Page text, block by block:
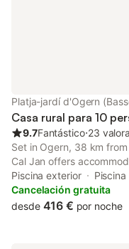
Platja-jardí d'Ogern
Casa rural para 10
9.7Fantástico⋅23
Set in Ogern, 38 km
Cal Jan offers
patio and access to a
room service, this
area.
Piscina exterior Piscina
Cancelación gratuita
desde 416 € por noche